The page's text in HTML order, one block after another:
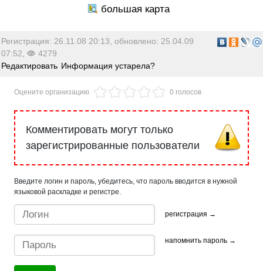
Регистрация: 26.11.08 20:13, обновлено: 25.04.09
07:52,
4279
Редактировать Информация устарела?
Оцените организацию 0 голосов
Комментировать могут только
зарегистрированные пользователи
Введите логин и пароль, убедитесь, что пароль вводится в нужной
языковой раскладке и регистре.
регистрация →
напомнить пароль →